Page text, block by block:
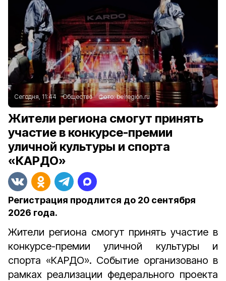
Сегодня, 11:44 Общество Фото:belregion.ru
Жители региона смогут принять
участие в конкурсе-премии
уличной культуры и спорта
«КАРДО»
Регистрация продлится до 20 сентября
2026 года.
Жители региона смогут принять участие в
конкурсе-премии уличной культуры и
спорта «КАРДО». Событие организовано в
рамках реализации федерального проекта